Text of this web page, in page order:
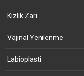
Kızlık Zarı
Vajinal Yenilenme
Labioplasti